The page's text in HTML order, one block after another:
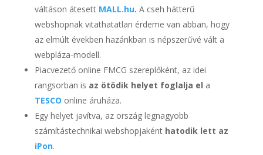
váltáson átesett MALL.hu. A cseh hátterű
webshopnak vitathatatlan érdeme van abban, hogy
az elmúlt években hazánkban is népszerűvé vált a
webpláza-modell.
Piacvezető online FMCG szereplőként, az idei
rangsorban is az ötödik helyet foglalja el a
TESCO online áruháza.
Egy helyet javítva, az ország legnagyobb
számítástechnikai webshopjaként hatodik lett az
iPon.